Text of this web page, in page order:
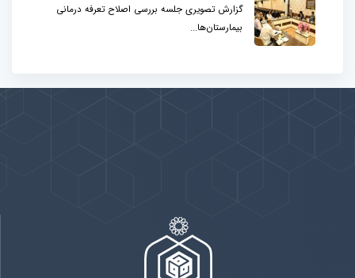
گزارش تصویری جلسه بررسی اصلاح تعرفه درمانی
بیمارستان‌ها...